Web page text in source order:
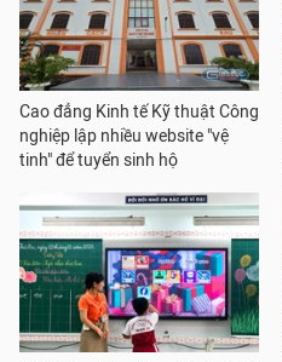
Cao đẳng Kinh tế Kỹ thuật Công
nghiệp lập nhiều website "vệ
tinh" để tuyển sinh hộ